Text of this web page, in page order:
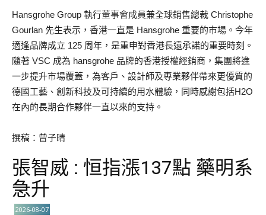
Hansgrohe Group 執行董事會成員兼全球銷售總裁 Christophe
Gourlan 先生表示，香港一直是 Hansgrohe 重要的市場。今年
適逢品牌成立 125 周年，是重申對香港長遠承諾的重要時刻。
隨著 VSC 成為 hansgrohe 品牌的香港授權經銷商，集團將進
一步提升市場覆蓋，為客戶、設計師及專業夥伴帶來更優質的
德國工藝、創新科技及可持續的用水體驗，同時感謝包括H2O
在內的長期合作夥伴一直以來的支持。
撰稿：曾子晴
張智威 : 恒指漲137點 藥明系
急升
2026-08-07